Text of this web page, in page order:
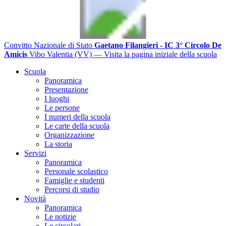
Convitto Nazionale di Stato Gaetano Filangieri - IC 3° Circolo De
Amicis Vibo Valentia (VV) — Visita la pagina iniziale della scuola
Scuola
Panoramica
Presentazione
I luoghi
Le persone
I numeri della scuola
Le carte della scuola
Organizzazione
La storia
Servizi
Panoramica
Personale scolastico
Famiglie e studenti
Percorsi di studio
Novità
Panoramica
Le notizie